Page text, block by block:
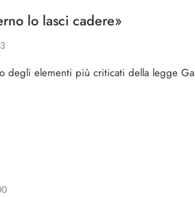
lo lasci cadere»
degli elementi più criticati della legge